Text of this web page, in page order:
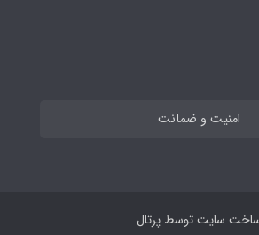
امنیت و ضمانت
سایت توسطپرتال